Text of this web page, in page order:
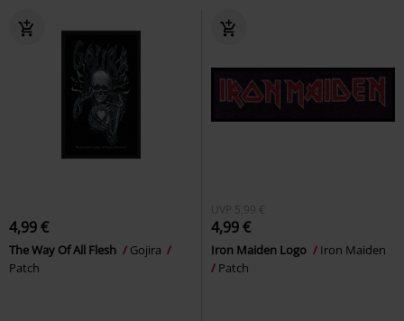
4,99 €
The Way Of All Flesh
Gojira
Patch
UVP 5,99 €
4,99 €
Iron Maiden Logo
Iron Maiden
Patch